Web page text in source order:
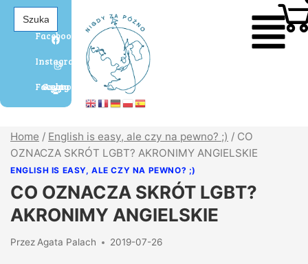
Search
for:
Facebook
Instagram
Grupa Agaty Facebook
Home / English is easy, ale czy na pewno? ;) / CO
OZNACZA SKRÓT LGBT? AKRONIMY ANGIELSKIE
ENGLISH IS EASY, ALE CZY NA PEWNO? ;)
CO OZNACZA SKRÓT LGBT?
AKRONIMY ANGIELSKIE
PrzezAgata Palach 2019-07-26